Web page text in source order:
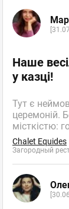
facebook
Гость
Привіт!
Привіт!!!!!! Я
McDonald's ,
Наше
у казці!
Тут є
церемоній.
місткістю:
Chalet Equides
Загородный